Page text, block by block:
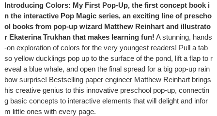
Introducing Colors: My First Pop-Up, the first concept book i
n the interactive Pop Magic series, an exciting line of prescho
ol books from pop-up wizard Matthew Reinhart and illustrato
r Ekaterina Trukhan that makes learning fun! A stunning, hands
-on exploration of colors for the very youngest readers! Pull a tab
so yellow ducklings pop up to the surface of the pond, lift a flap to r
eveal a blue whale, and open the final spread for a big pop-up rain
bow surprise! Bestselling paper engineer Matthew Reinhart brings
his creative genius to this innovative preschool pop-up, connectin
g basic concepts to interactive elements that will delight and infor
m little ones with every page.